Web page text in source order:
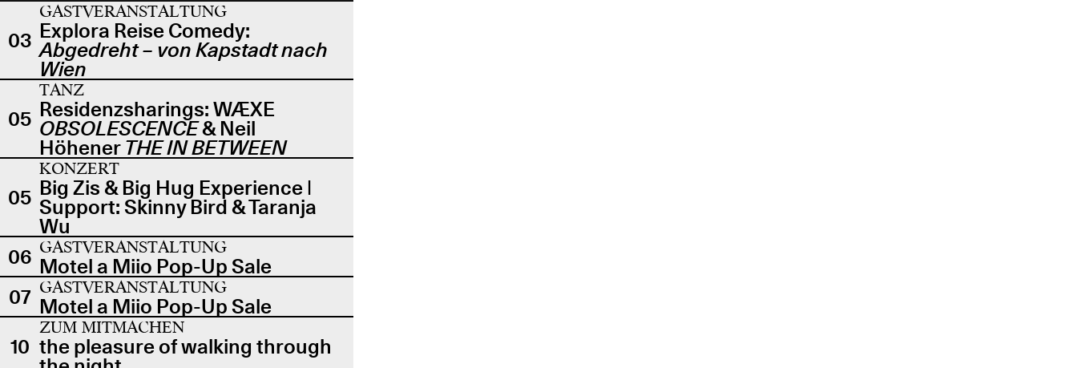
03
GASTVERANSTALTUNG
Explora Reise Comedy:
Abgedreht – von Kapstadt nach
Wien
05
TANZ
Residenzsharings: WÆXE
OBSOLESCENCE& Neil
Höhener THE IN BETWEEN
05
KONZERT
Big Zis & Big Hug Experience |
Support: Skinny Bird & Taranja
Wu
06 GASTVERANSTALTUNG
Motel a Miio Pop-Up Sale
07 GASTVERANSTALTUNG
Motel a Miio Pop-Up Sale
10
ZUM MITMACHEN
the pleasure of walking through